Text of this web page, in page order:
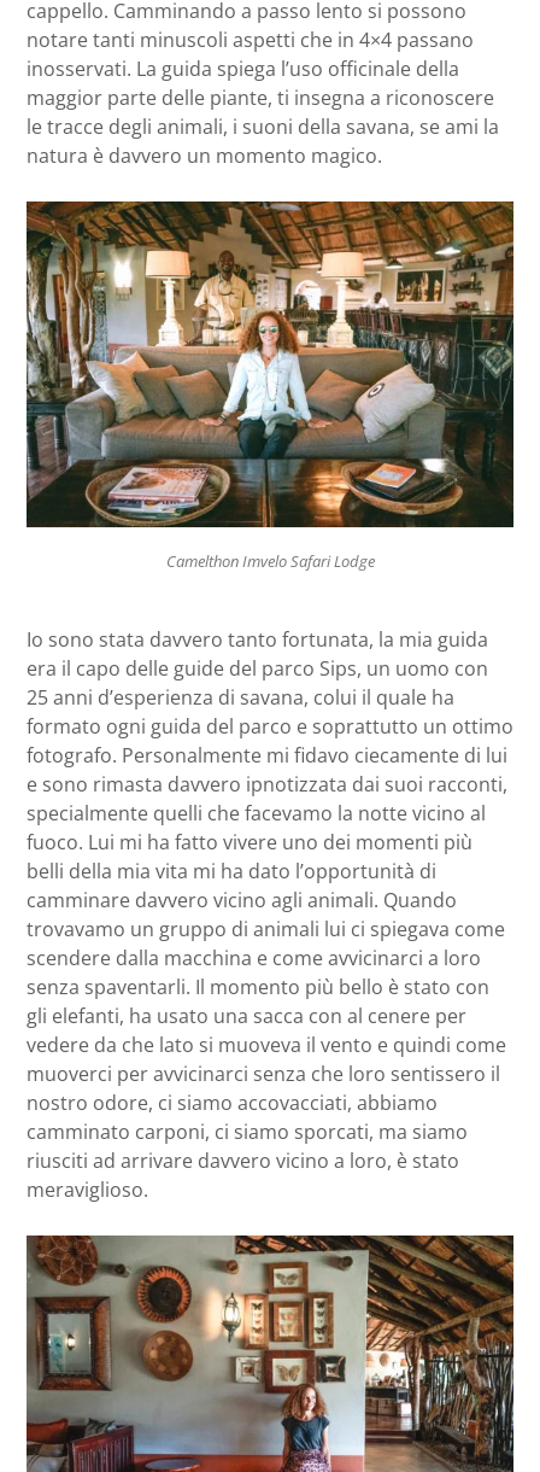
cappello. Camminando a passo lento si possono
notare tanti minuscoli aspetti che in 4×4 passano
inosservati. La guida spiega l’uso officinale della
maggior parte delle piante, ti insegna a riconoscere
le tracce degli animali, i suoni della savana, se ami la
natura è davvero un momento magico.
Camelthon Imvelo Safari Lodge
Io sono stata davvero tanto fortunata, la mia guida
era il capo delle guide del parco Sips, un uomo con
25 anni d’esperienza di savana, colui il quale ha
formato ogni guida del parco e soprattutto un ottimo
fotografo. Personalmente mi fidavo ciecamente di lui
e sono rimasta davvero ipnotizzata dai suoi racconti,
specialmente quelli che facevamo la notte vicino al
fuoco. Lui mi ha fatto vivere uno dei momenti più
belli della mia vita mi ha dato l’opportunità di
camminare davvero vicino agli animali. Quando
trovavamo un gruppo di animali lui ci spiegava come
scendere dalla macchina e come avvicinarci a loro
senza spaventarli. Il momento più bello è stato con
gli elefanti, ha usato una sacca con al cenere per
vedere da che lato si muoveva il vento e quindi come
muoverci per avvicinarci senza che loro sentissero il
nostro odore, ci siamo accovacciati, abbiamo
camminato carponi, ci siamo sporcati, ma siamo
riusciti ad arrivare davvero vicino a loro, è stato
meraviglioso.